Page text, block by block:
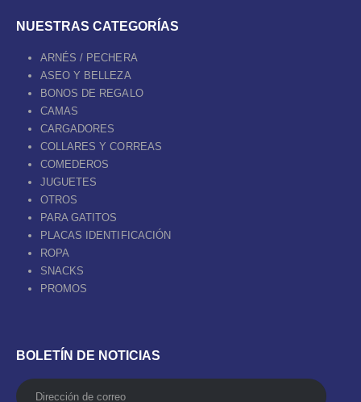
NUESTRAS CATEGORÍAS
ARNÉS / PECHERA
ASEO Y BELLEZA
BONOS DE REGALO
CAMAS
CARGADORES
COLLARES Y CORREAS
COMEDEROS
JUGUETES
OTROS
PARA GATITOS
PLACAS IDENTIFICACIÓN
ROPA
SNACKS
PROMOS
BOLETÍN DE NOTICIAS